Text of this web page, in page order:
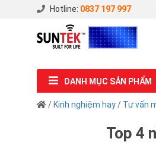
Hotline: 0837 197 997
DANH MỤC SẢN PHẨM
/ Kinh nghiệm hay/ Tư vấn
Top 4